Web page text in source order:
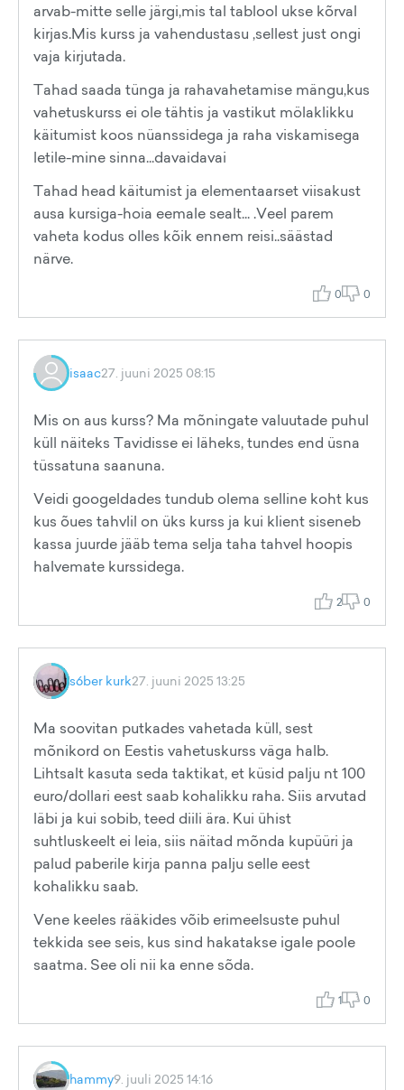
arvab-mitte selle järgi,mis tal tablool ukse kõrval
kirjas.Mis kurss ja vahendustasu ,sellest just ongi
vaja kirjutada.
Tahad saada tünga ja rahavahetamise mängu,kus
vahetuskurss ei ole tähtis ja vastikut mölaklikku
käitumist koos nüanssidega ja raha viskamisega
letile-mine sinna...davaidavai
Tahad head käitumist ja elementaarset viisakust
ausa kursiga-hoia eemale sealt... .Veel parem
vaheta kodus olles kõik ennem reisi..säästad
närve.
0 0
isaac27. juuni 2025 08:15
Mis on aus kurss? Ma mõningate valuutade puhul
küll näiteks Tavidisse ei läheks, tundes end üsna
tüssatuna saanuna.
Veidi googeldades tundub olema selline koht kus
kus õues tahvlil on üks kurss ja kui klient siseneb
kassa juurde jääb tema selja taha tahvel hoopis
halvemate kurssidega.
2 0
s6ber kurk27. juuni 2025 13:25
Ma soovitan putkades vahetada küll, sest
mõnikord on Eestis vahetuskurss väga halb.
Lihtsalt kasuta seda taktikat, et küsid palju nt 100
euro/dollari eest saab kohalikku raha. Siis arvutad
läbi ja kui sobib, teed diili ära. Kui ühist
suhtluskeelt ei leia, siis näitad mõnda kupüüri ja
palud paberile kirja panna palju selle eest
kohalikku saab.
Vene keeles rääkides võib erimeelsuste puhul
tekkida see seis, kus sind hakatakse igale poole
saatma. See oli nii ka enne sõda.
1 0
hammy9. juuli 2025 14:16